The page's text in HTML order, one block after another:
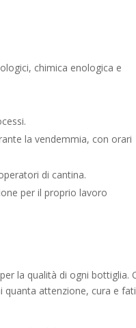
chimica enologica e
la vendemmia, con orari
di cantina.
per il proprio lavoro
la qualità di ogni bottiglia.
quanta attenzione, cura e